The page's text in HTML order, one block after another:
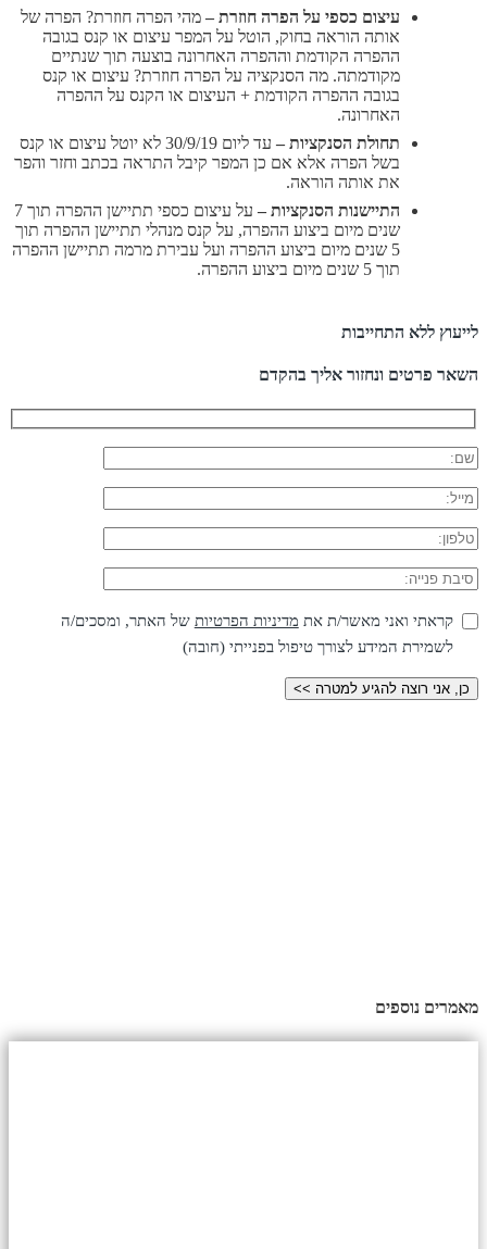
עיצום כספי על הפרה חוזרת – מהי הפרה חוזרת? הפרה של
אותה הוראה בחוק, הוטל על המפר עיצום או קנס בגובה
ההפרה הקודמת וההפרה האחרונה בוצעה תוך שנתיים
מקודמתה. מה הסנקציה על הפרה חוזרת? עיצום או קנס
בגובה ההפרה הקודמת + העיצום או הקנס על ההפרה
האחרונה.
תחולת הסנקציות –
עד ליום 30/9/19 לא יוטל עיצום או קנס
בשל הפרה אלא אם כן המפר קיבל התראה בכתב וחזר והפר
את אותה הוראה.
התיישנות הסנקציות –
על עיצום כספי תתיישן ההפרה תוך 7
שנים מיום ביצוע ההפרה, על קנס מנהלי תתיישן ההפרה תוך
5 שנים מיום ביצוע ההפרה ועל עבירת מרמה תתיישן ההפרה
תוך 5 שנים מיום ביצוע ההפרה.
לייעוץ ללא התחייבות
השאר פרטים ונחזור אליך בהקדם
קראתי ואני מאשר/ת את מדיניות הפרטיות של האתר, ומסכים/ה
לשמירת המידע לצורך טיפול בפנייתי (חובה)
מאמרים נוספים